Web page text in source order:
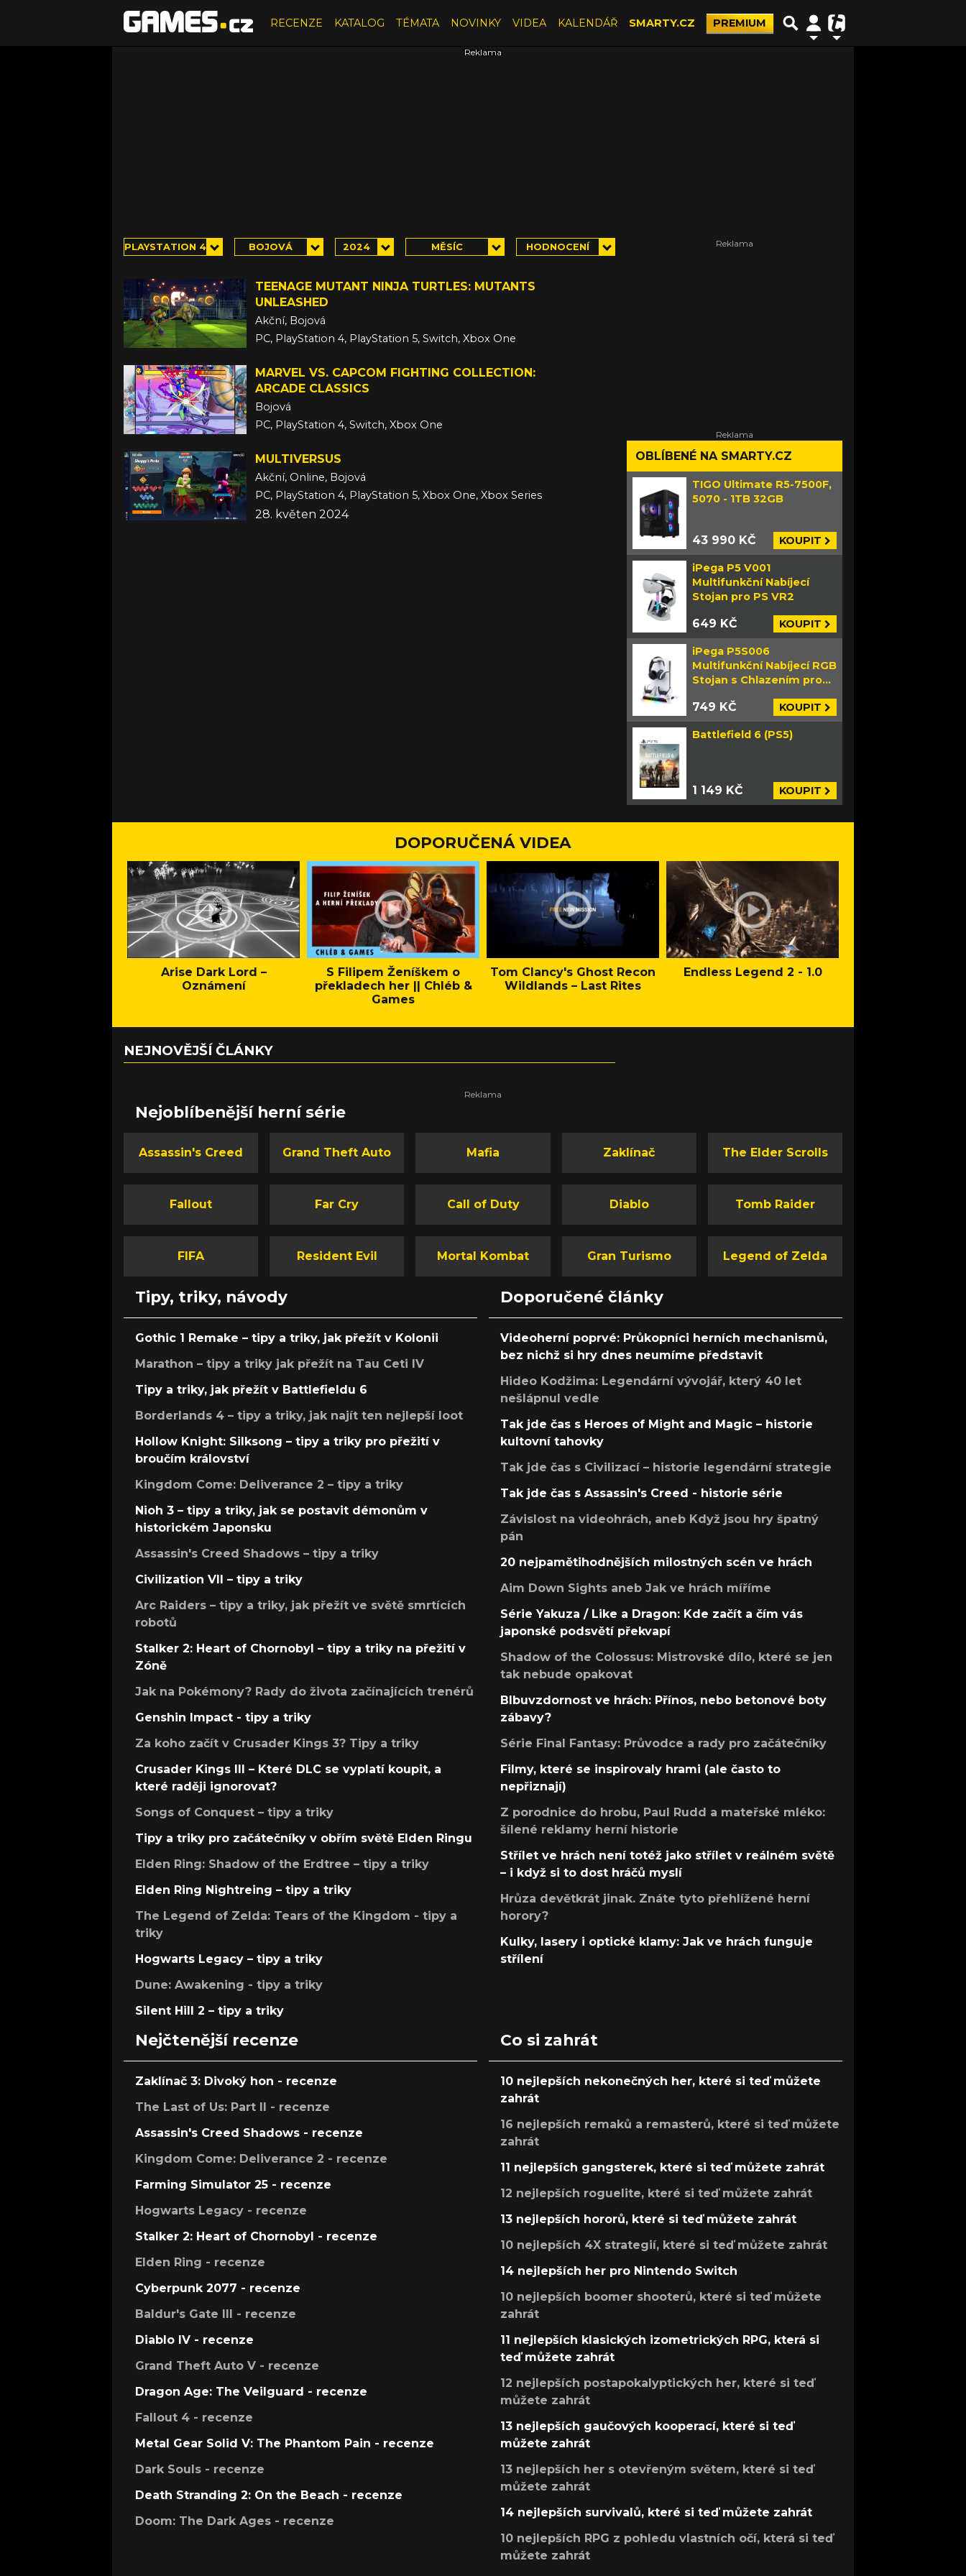
RECENZE KATALOG TÉMATA NOVINKY VIDEA KALENDÁŘ SMARTY.CZ PREMIUM
PLAYSTATION 4 BOJOVÁ 2024 MĚSÍC HODNOCENÍ
TEENAGE MUTANT NINJA TURTLES: MUTANTS
UNLEASHED
Akční, Bojová
PC, PlayStation 4, PlayStation 5, Switch, Xbox One
MARVEL VS. CAPCOM FIGHTING COLLECTION:
ARCADE CLASSICS
Bojová
PC, PlayStation 4, Switch, Xbox One
MULTIVERSUS
Akční, Online, Bojová
PC, PlayStation 4, PlayStation 5, Xbox One, Xbox Series
28. květen 2024
OBLÍBENÉ NA SMARTY.CZ
TIGO Ultimate R5-7500F,
5070 - 1TB 32GB
43 990 KČ KOUPIT
iPega P5 V001
Multifunkční Nabíjecí
Stojan pro PS VR2
649 KČ KOUPIT
iPega P5S006
Multifunkční Nabíjecí RGB
Stojan s Chlazením pro
749 KČ KOUPIT
Battlefield 6 (PS5)
1 149 KČ KOUPIT
DOPORUČENÁ VIDEA
Arise Dark Lord –
Oznámení
S Filipem Ženíškem o
překladech her || Chléb &
Games
Tom Clancy's Ghost Recon
Wildlands – Last Rites
Endless Legend 2 - 1.0
NEJNOVĚJŠÍ ČLÁNKY
Nejoblíbenější herní série
Assassin's Creed Grand Theft Auto Mafia Zaklínač The Elder Scrolls
Fallout Far Cry Call of Duty Diablo Tomb Raider
FIFA Resident Evil Mortal Kombat Gran Turismo Legend of Zelda
Tipy, triky, návody
Gothic 1 Remake – tipy a triky, jak přežít v Kolonii
Marathon – tipy a triky jak přežít na Tau Ceti IV
Tipy a triky, jak přežít v Battlefieldu 6
Borderlands 4 – tipy a triky, jak najít ten nejlepší loot
Hollow Knight: Silksong – tipy a triky pro přežití v
broučím království
Kingdom Come: Deliverance 2 – tipy a triky
Nioh 3 – tipy a triky, jak se postavit démonům v
historickém Japonsku
Assassin's Creed Shadows – tipy a triky
Civilization VII – tipy a triky
Arc Raiders – tipy a triky, jak přežít ve světě smrtících
robotů
Stalker 2: Heart of Chornobyl – tipy a triky na přežití v
Zóně
Jak na Pokémony? Rady do života začínajících trenérů
Genshin Impact - tipy a triky
Za koho začít v Crusader Kings 3? Tipy a triky
Crusader Kings III – Které DLC se vyplatí koupit, a
které raději ignorovat?
Songs of Conquest – tipy a triky
Tipy a triky pro začátečníky v obřím světě Elden Ringu
Elden Ring: Shadow of the Erdtree – tipy a triky
Elden Ring Nightreing – tipy a triky
The Legend of Zelda: Tears of the Kingdom - tipy a
triky
Hogwarts Legacy – tipy a triky
Dune: Awakening - tipy a triky
Silent Hill 2 – tipy a triky
Doporučené články
Videoherní poprvé: Průkopníci herních mechanismů,
bez nichž si hry dnes neumíme představit
Hideo Kodžima: Legendární vývojář, který 40 let
nešlápnul vedle
Tak jde čas s Heroes of Might and Magic – historie
kultovní tahovky
Tak jde čas s Civilizací – historie legendární strategie
Tak jde čas s Assassin's Creed - historie série
Závislost na videohrách, aneb Když jsou hry špatný
pán
20 nejpamětihodnějších milostných scén ve hrách
Aim Down Sights aneb Jak ve hrách míříme
Série Yakuza / Like a Dragon: Kde začít a čím vás
japonské podsvětí překvapí
Shadow of the Colossus: Mistrovské dílo, které se jen
tak nebude opakovat
Blbuvzdornost ve hrách: Přínos, nebo betonové boty
zábavy?
Série Final Fantasy: Průvodce a rady pro začátečníky
Filmy, které se inspirovaly hrami (ale často to
nepřiznají)
Z porodnice do hrobu, Paul Rudd a mateřské mléko:
šílené reklamy herní historie
Střílet ve hrách není totéž jako střílet v reálném světě
– i když si to dost hráčů myslí
Hrůza devětkrát jinak. Znáte tyto přehlížené herní
horory?
Kulky, lasery i optické klamy: Jak ve hrách funguje
střílení
Nejčtenější recenze
Zaklínač 3: Divoký hon - recenze
The Last of Us: Part II - recenze
Assassin's Creed Shadows - recenze
Kingdom Come: Deliverance 2 - recenze
Farming Simulator 25 - recenze
Hogwarts Legacy - recenze
Stalker 2: Heart of Chornobyl - recenze
Elden Ring - recenze
Cyberpunk 2077 - recenze
Baldur's Gate III - recenze
Diablo IV - recenze
Grand Theft Auto V - recenze
Dragon Age: The Veilguard - recenze
Fallout 4 - recenze
Metal Gear Solid V: The Phantom Pain - recenze
Dark Souls - recenze
Death Stranding 2: On the Beach - recenze
Doom: The Dark Ages - recenze
Co si zahrát
10 nejlepších nekonečných her, které si teď můžete
zahrát
16 nejlepších remaků a remasterů, které si teď můžete
zahrát
11 nejlepších gangsterek, které si teď můžete zahrát
12 nejlepších roguelite, které si teď můžete zahrát
13 nejlepších hororů, které si teď můžete zahrát
10 nejlepších 4X strategií, které si teď můžete zahrát
14 nejlepších her pro Nintendo Switch
10 nejlepších boomer shooterů, které si teď můžete
zahrát
11 nejlepších klasických izometrických RPG, která si
teď můžete zahrát
12 nejlepších postapokalyptických her, které si teď
můžete zahrát
13 nejlepších gaučových kooperací, které si teď
můžete zahrát
13 nejlepších her s otevřeným světem, které si teď
můžete zahrát
14 nejlepších survivalů, které si teď můžete zahrát
10 nejlepších RPG z pohledu vlastních očí, která si teď
můžete zahrát